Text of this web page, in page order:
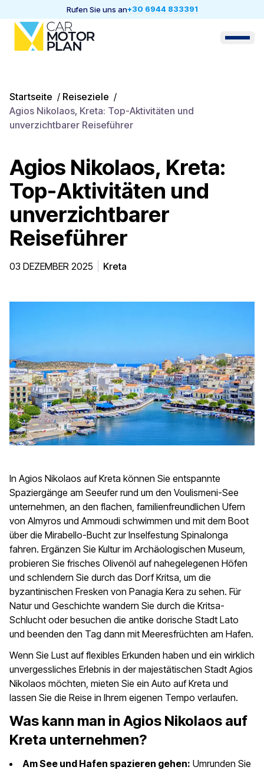
Rufen Sie uns an+30 6944 833391
Startseite / Reiseziele /
Agios Nikolaos, Kreta: Top-Aktivitäten und
unverzichtbarer Reiseführer
Agios Nikolaos, Kreta:
Top-Aktivitäten und
unverzichtbarer
Reiseführer
03 DEZEMBER 2025 Kreta
In Agios Nikolaos auf Kreta können Sie entspannte
Spaziergänge am Seeufer rund um den Voulismeni-See
unternehmen, an den flachen, familienfreundlichen Ufern
von Almyros und Ammoudi schwimmen und mit dem Boot
über die Mirabello-Bucht zur Inselfestung Spinalonga
fahren. Ergänzen Sie Kultur im Archäologischen Museum,
probieren Sie frisches Olivenöl auf nahegelegenen Höfen
und schlendern Sie durch das Dorf Kritsa, um die
byzantinischen Fresken von Panagia Kera zu sehen. Für
Natur und Geschichte wandern Sie durch die Kritsa-
Schlucht oder besuchen die antike dorische Stadt Lato
und beenden den Tag dann mit Meeresfrüchten am Hafen.
Wenn Sie Lust auf flexibles Erkunden haben und ein wirklich
unvergessliches Erlebnis in der majestätischen Stadt Agios
Nikolaos möchten, mieten Sie ein Auto auf Kreta und
lassen Sie die Reise in Ihrem eigenen Tempo verlaufen.
Was kann man in Agios Nikolaos auf
Kreta unternehmen?
Am See und Hafen spazieren gehen: Umrunden Sie